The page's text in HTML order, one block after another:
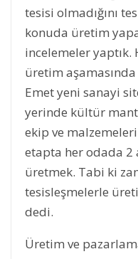
tesisi olmadığını
konuda üretim
incelemeler yaptık.
üretim
Emet yeni sanayi
yerinde kültür
ekip ve
etapta her odada 2
üretmek. Tabi ki
tesisleşmelerle
dedi.
Üretim ve